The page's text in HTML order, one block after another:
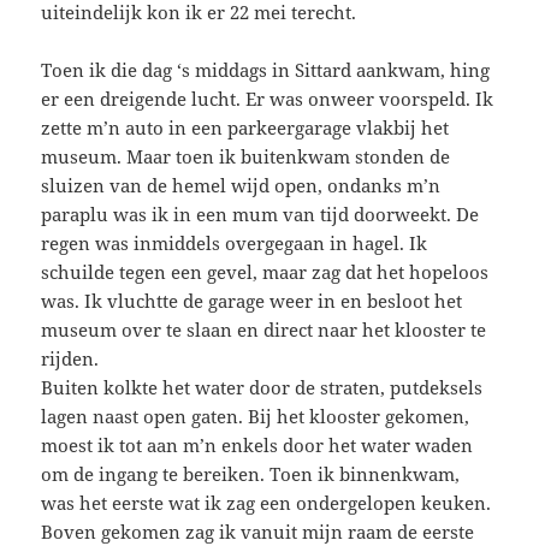
uiteindelijk kon ik er 22 mei terecht.
Toen ik die dag ‘s middags in Sittard aankwam, hing
er een dreigende lucht. Er was onweer voorspeld. Ik
zette m’n auto in een parkeergarage vlakbij het
museum. Maar toen ik buitenkwam stonden de
sluizen van de hemel wijd open, ondanks m’n
paraplu was ik in een mum van tijd doorweekt. De
regen was inmiddels overgegaan in hagel. Ik
schuilde tegen een gevel, maar zag dat het hopeloos
was. Ik vluchtte de garage weer in en besloot het
museum over te slaan en direct naar het klooster te
rijden.
Buiten kolkte het water door de straten, putdeksels
lagen naast open gaten. Bij het klooster gekomen,
moest ik tot aan m’n enkels door het water waden
om de ingang te bereiken. Toen ik binnenkwam,
was het eerste wat ik zag een ondergelopen keuken.
Boven gekomen zag ik vanuit mijn raam de eerste